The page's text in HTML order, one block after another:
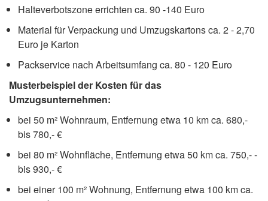
Halteverbotszone errichten ca. 90 -140 Euro
Material für Verpackung und Umzugskartons ca. 2 - 2,70
Euro je Karton
Packservice nach Arbeitsumfang ca. 80 - 120 Euro
Musterbeispiel der Kosten für das
Umzugsunternehmen:
bei 50 m² Wohnraum, Entfernung etwa 10 km ca. 680,-
bis 780,- €
bei 80 m² Wohnfläche, Entfernung etwa 50 km ca. 750,- -
bis 930,- €
bei einer 100 m² Wohnung, Entfernung etwa 100 km ca.